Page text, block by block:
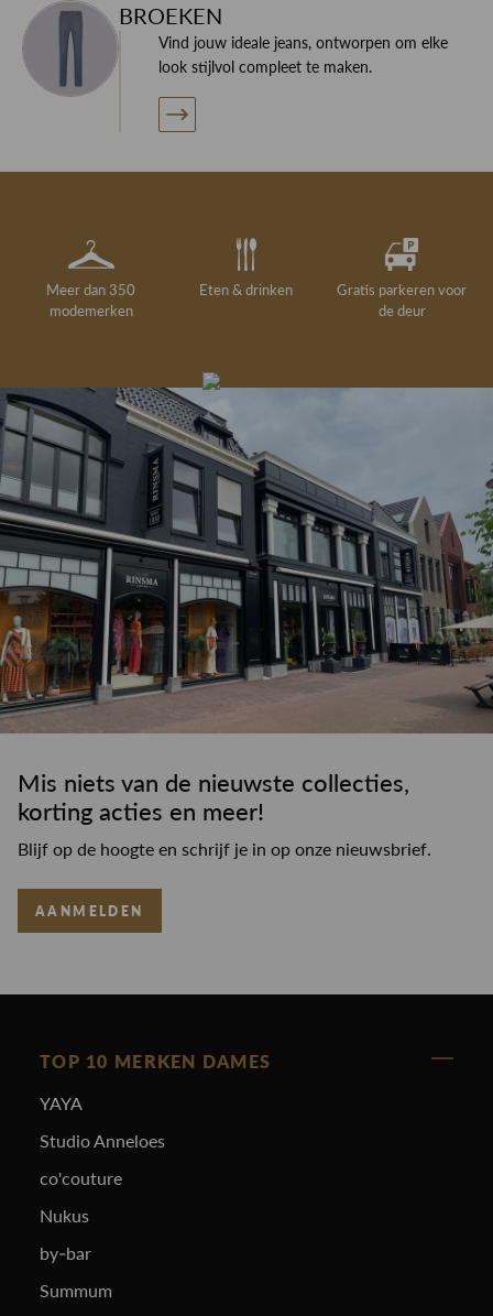
BROEKEN
Vind jouw ideale jeans, ontworpen om elke
look stijlvol compleet te maken.
Meer dan 350
modemerken
Eten & drinken
Gratis parkeren voor
de deur
drankje
Gratis retourneren in
de winkel
Deskundig
kledingadvies
winkeloppervlak
Mis niets van de nieuwste collecties,
korting acties en meer!
Blijf op de hoogte en schrijf je in op onze nieuwsbrief.
AANMELDEN
TOP 10 MERKEN DAMES
YAYA
Studio Anneloes
co'couture
Nukus
by-bar
Summum